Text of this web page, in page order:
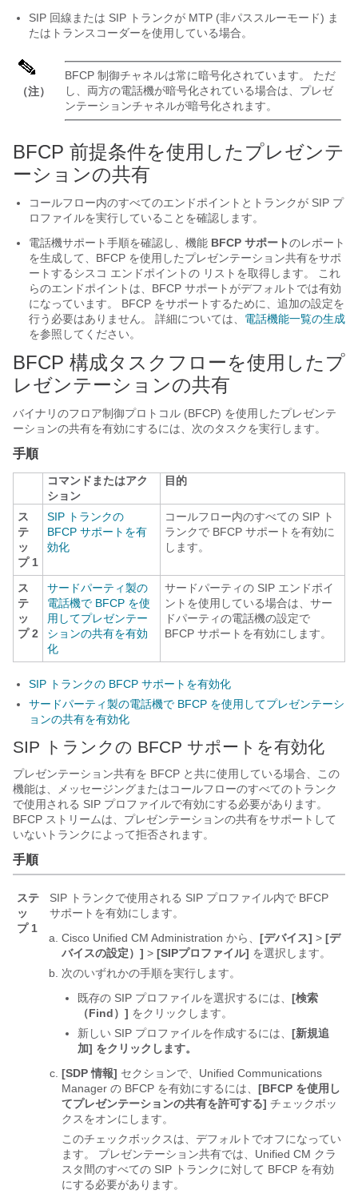
SIP 回線または SIP トランクが MTP (非パススルーモード) ま
たはトランスコーダーを使用している場合。
（注）
BFCP 制御チャネルは常に暗号化されています。 ただ
し、両方の電話機が暗号化されている場合は、プレゼ
ンテーションチャネルが暗号化されます。
BFCP 前提条件を使用したプレゼンテ
ーションの共有
コールフロー内のすべてのエンドポイントとトランクが SIP プ
ロファイルを実行していることを確認します。
電話機サポート手順を確認し、機能 BFCP サポートのレポート
を生成して、BFCP を使用したプレゼンテーション共有をサポ
ートするシスコ エンドポイントの リストを取得します。 これ
らのエンドポイントは、BFCP サポートがデフォルトでは有効
になっています。 BFCP をサポートするために、追加の設定を
行う必要はありません。 詳細については、 電話機能一覧の生成
を参照してください。
BFCP 構成タスクフローを使用したプ
レゼンテーションの共有
バイナリのフロア制御プロトコル (BFCP) を使用したプレゼンテ
ーションの共有を有効にするには、次のタスクを実行します。
手順
コマンドまたはアク
ション
目的
ス
テ
ッ
プ 1
SIP トランクの
BFCP サポートを有
効化
コールフロー内のすべての SIP ト
ランクで BFCP サポートを有効に
します。
ス
テ
ッ
プ 2
サードパーティ製の
電話機で BFCP を使
用してプレゼンテー
ションの共有を有効
化
サードパーティの SIP エンドポイ
ントを使用している場合は、サー
ドパーティの電話機の設定で
BFCP サポートを有効にします。
SIP トランクの BFCP サポートを有効化
サードパーティ製の電話機で BFCP を使用してプレゼンテーシ
ョンの共有を有効化
SIP トランクの BFCP サポートを有効化
プレゼンテーション共有を BFCP と共に使用している場合、この
機能は、メッセージングまたはコールフローのすべてのトランク
で使用される SIP プロファイルで有効にする必要があります。
BFCP ストリームは、プレゼンテーションの共有をサポートして
いないトランクによって拒否されます。
手順
ステ
ッ
プ 1
SIP トランクで使用される SIP プロファイル内で BFCP
サポートを有効にします。
Cisco Unified CM Administration から、 [デバイス] > [デ
バイスの設定）] > [SIPプロファイル] を選択します。
次のいずれかの手順を実行します。
既存の SIP プロファイルを選択するには、 [検索
（Find）] をクリックします。
新しい SIP プロファイルを作成するには、 [新規追
加] をクリックします。
[SDP 情報] セクションで、Unified Communications
Manager の BFCP を有効にするには、 [BFCP を使用し
てプレゼンテーションの共有を許可する] チェックボッ
クスをオンにします。
このチェックボックスは、デフォルトでオフになってい
ます。 プレゼンテーション共有では、Unified CM クラ
スタ間のすべての SIP トランクに対して BFCP を有効
にする必要があります。